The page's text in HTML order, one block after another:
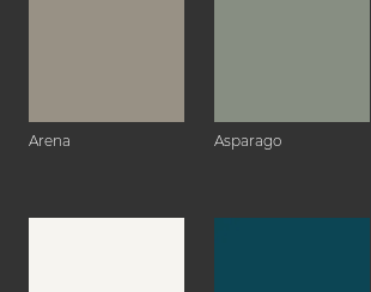
Arena Asparago